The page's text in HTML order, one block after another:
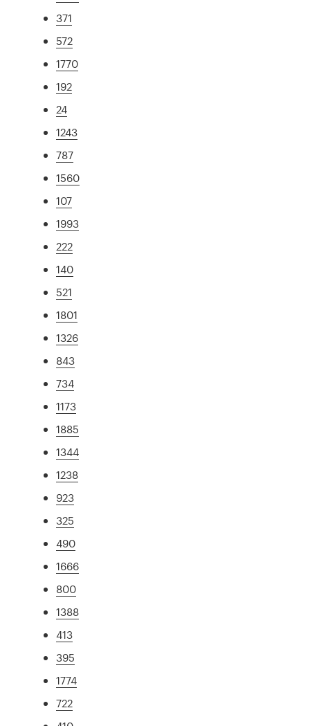
371
572
1770
192
24
1243
787
1560
107
1993
222
140
521
1801
1326
843
734
1173
1885
1344
1238
923
325
490
1666
800
1388
413
395
1774
722